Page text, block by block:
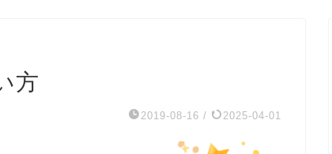
方
2019-08-16 / 2025-04-01